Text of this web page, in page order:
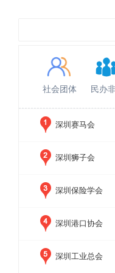
社会团体 民办
深圳赛马会
深圳狮子会
深圳保险学会
深圳港口协会
深圳工业总会